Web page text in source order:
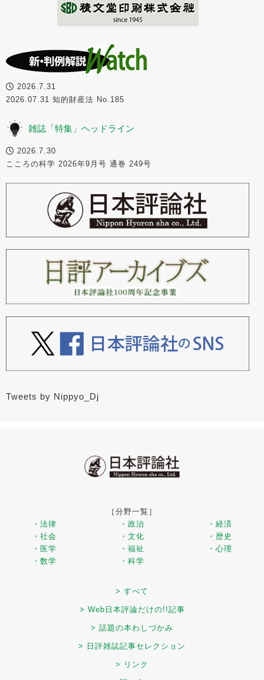
2026.7.31
2026.07.31 知的財産法 No.185
雑誌「特集」ヘッドライン
2026.7.30
こころの科学 2026年9月号 通巻 249号
Tweets by Nippyo_Dj
［分野一覧］
・法律
・政治
・経済
・社会
・文化
・歴史
・医学
・福祉
・心理
・数学
・科学
> すべて
> Web日本評論だけの!!記事
> 話題の本わしづかみ
> 日評雑誌記事セレクション
> リンク